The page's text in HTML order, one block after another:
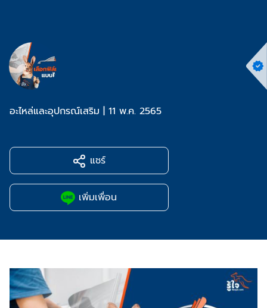
อะไหล่และอุปกรณ์เสริม | 11 พ.ค. 2565
แชร์
เพิ่มเพื่อน